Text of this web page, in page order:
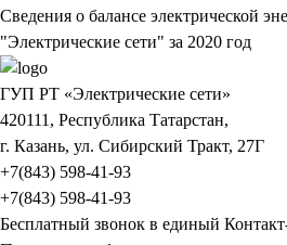
Сведения о балансе электрической
"Электрические сети" за 2020 год
ГУП РТ «Электрические сети»
420111, Республика Татарстан,
г. Казань, ул. Сибирский Тракт, 27Г
+7(843) 598-41-93
+7(843) 598-41-93
Бесплатный звонок в единый